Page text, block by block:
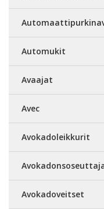
Automukit
Avaajat
Avec
Avokadoleikkurit
Avokadoveitset